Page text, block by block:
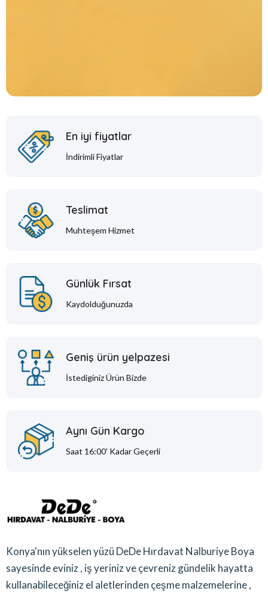
En iyi fiyatlar
İndirimli Fiyatlar
Teslimat
Muhteşem Hizmet
Günlük Fırsat
Kaydolduğunuzda
Geniş ürün yelpazesi
İstediginiz Ürün Bizde
Aynı Gün Kargo
Saat 16:00' Kadar Geçerli
Konya'nın yükselen yüzü DeDe Hırdavat Nalburiye Boya
sayesinde eviniz , iş yeriniz ve çevreniz gündelik hayatta
kullanabileceğiniz el aletlerinden çeşme malzemelerine ,